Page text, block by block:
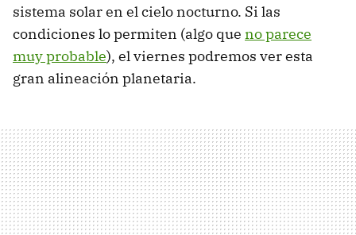
sistema solar en el cielo nocturno. Si las
condiciones lo permiten (algo que no parece
muy probable), el viernes podremos ver esta
gran alineación planetaria.